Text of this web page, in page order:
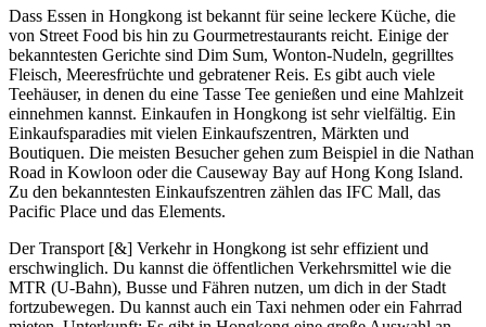
Dass Essen in Hongkong ist bekannt für seine leckere Küche, die
von Street Food bis hin zu Gourmetrestaurants reicht. Einige der
bekanntesten Gerichte sind Dim Sum, Wonton-Nudeln, gegrilltes
Fleisch, Meeresfrüchte und gebratener Reis. Es gibt auch viele
Teehäuser, in denen du eine Tasse Tee genießen und eine Mahlzeit
einnehmen kannst. Einkaufen in Hongkong ist sehr vielfältig. Ein
Einkaufsparadies mit vielen Einkaufszentren, Märkten und
Boutiquen. Die meisten Besucher gehen zum Beispiel in die Nathan
Road in Kowloon oder die Causeway Bay auf Hong Kong Island.
Zu den bekanntesten Einkaufszentren zählen das IFC Mall, das
Pacific Place und das Elements.
Der Transport [&] Verkehr in Hongkong ist sehr effizient und
erschwinglich. Du kannst die öffentlichen Verkehrsmittel wie die
MTR (U-Bahn), Busse und Fähren nutzen, um dich in der Stadt
fortzubewegen. Du kannst auch ein Taxi nehmen oder ein Fahrrad